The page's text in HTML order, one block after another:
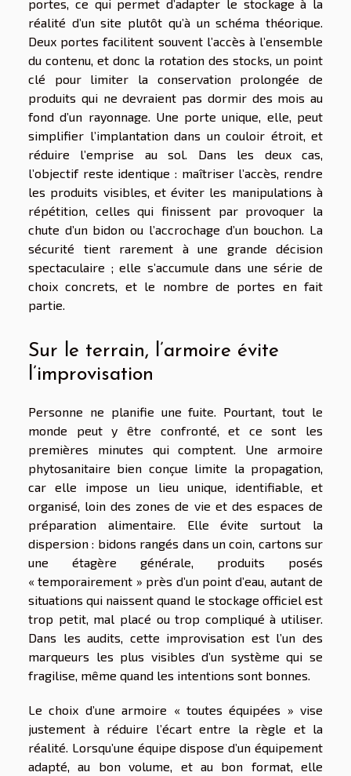
portes, ce qui permet d’adapter le stockage à la
réalité d’un site plutôt qu’à un schéma théorique.
Deux portes facilitent souvent l’accès à l’ensemble
du contenu, et donc la rotation des stocks, un point
clé pour limiter la conservation prolongée de
produits qui ne devraient pas dormir des mois au
fond d’un rayonnage. Une porte unique, elle, peut
simplifier l’implantation dans un couloir étroit, et
réduire l’emprise au sol. Dans les deux cas,
l’objectif reste identique : maîtriser l’accès, rendre
les produits visibles, et éviter les manipulations à
répétition, celles qui finissent par provoquer la
chute d’un bidon ou l’accrochage d’un bouchon. La
sécurité tient rarement à une grande décision
spectaculaire ; elle s’accumule dans une série de
choix concrets, et le nombre de portes en fait
partie.
Sur le terrain, l’armoire évite
l’improvisation
Personne ne planifie une fuite. Pourtant, tout le
monde peut y être confronté, et ce sont les
premières minutes qui comptent. Une armoire
phytosanitaire bien conçue limite la propagation,
car elle impose un lieu unique, identifiable, et
organisé, loin des zones de vie et des espaces de
préparation alimentaire. Elle évite surtout la
dispersion : bidons rangés dans un coin, cartons sur
une étagère générale, produits posés
« temporairement » près d’un point d’eau, autant de
situations qui naissent quand le stockage officiel est
trop petit, mal placé ou trop compliqué à utiliser.
Dans les audits, cette improvisation est l’un des
marqueurs les plus visibles d’un système qui se
fragilise, même quand les intentions sont bonnes.
Le choix d’une armoire « toutes équipées » vise
justement à réduire l’écart entre la règle et la
réalité. Lorsqu’une équipe dispose d’un équipement
adapté, au bon volume, et au bon format, elle